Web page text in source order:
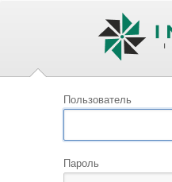
Пользователь
Пароль